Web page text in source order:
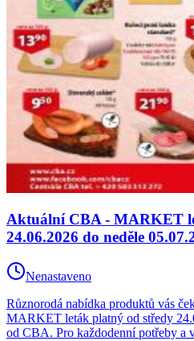
Aktuální CBA - MARKET
24.06.2026 do neděle
Nenastaveno
Různorodá nabídka produktů vás
MARKET leták platný od středy
od CBA. Pro každodenní potřeby a